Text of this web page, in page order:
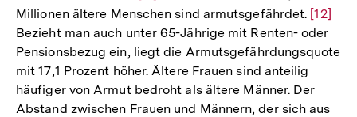
Auflösung
der
Fußnote
Millionen ältere Menschen sind armutsgefährdet. Zur
der
[12]
Bezieht man auch unter 65-Jährige mit Renten- oder
Pensionsbezug ein, liegt die Armutsgefährdungsquote
mit 17,1 Prozent höher. Ältere Frauen sind anteilig
häufiger von Armut bedroht als ältere Männer. Der
Abstand zwischen Frauen und Männern, der sich aus